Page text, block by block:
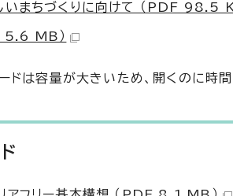
まちづくりに向けて （PDF 98.5
5.6 MB）
ドは容量が大きいため、開くのに時間